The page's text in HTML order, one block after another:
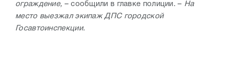
ограждение, – сообщили в главке полиции. – На
место выезжал экипаж ДПС городской
Госавтоинспекции.